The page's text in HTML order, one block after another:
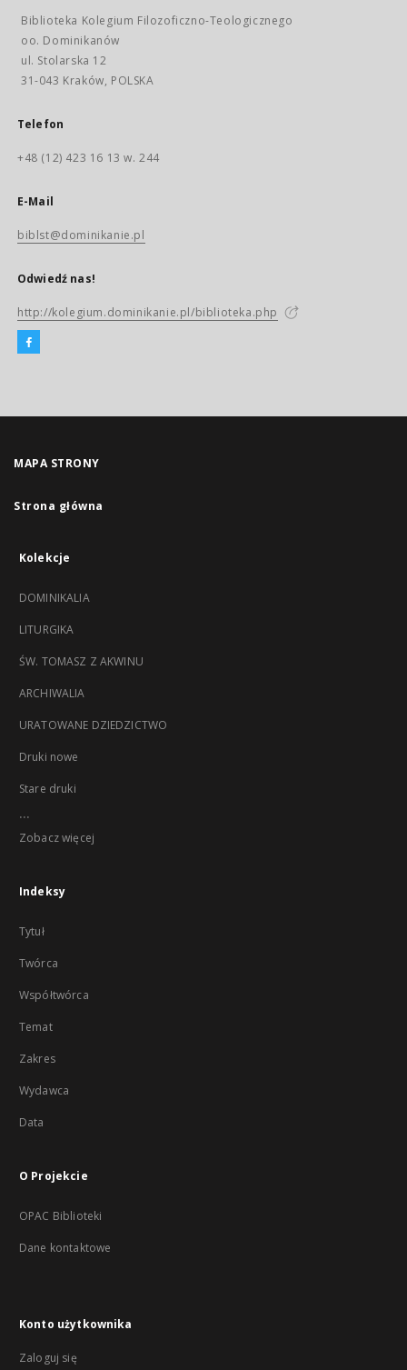
Biblioteka Kolegium Filozoficzno-Teologicznego
oo. Dominikanów
ul. Stolarska 12
31-043 Kraków, POLSKA
Telefon
+48 (12) 423 16 13 w. 244
E-Mail
biblst@dominikanie.pl
Odwiedź nas!
http://kolegium.dominikanie.pl/biblioteka.php
MAPA STRONY
Strona główna
Kolekcje
DOMINIKALIA
LITURGIKA
ŚW. TOMASZ Z AKWINU
ARCHIWALIA
URATOWANE DZIEDZICTWO
Druki nowe
Stare druki
...
Zobacz więcej
Indeksy
Tytuł
Twórca
Współtwórca
Temat
Zakres
Wydawca
Data
O Projekcie
OPAC Biblioteki
Dane kontaktowe
Konto użytkownika
Zaloguj się